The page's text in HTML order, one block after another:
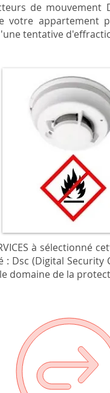
de mouvement
votre appartement
tentative
à
: Dsc (Digital Security
domaine de la